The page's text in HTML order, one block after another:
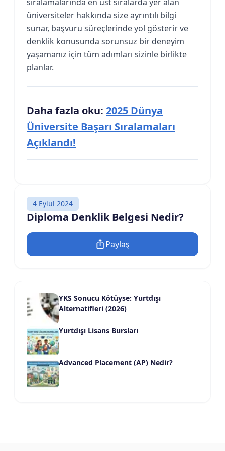
üniversiteler hakkında size ayrıntılı bilgi
sunar, başvuru süreçlerinde yol gösterir ve
denklik konusunda sorunsuz bir deneyim
yaşamanız için tüm adımları sizinle birlikte
planlar.
Daha fazla oku: 2025 Dünya
Üniversite Başarı Sıralamaları
Açıklandı!
4 Eylül 2024
Diploma Denklik Belgesi Nedir?
Paylaş
YKS Sonucu Kötüyse: Yurtdışı
Alternatifleri (2026)
Yurtdışı Lisans Bursları
Advanced Placement (AP) Nedir?